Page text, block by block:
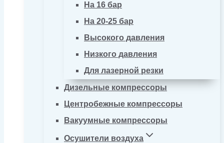
На 16 бар
На 20-25 бар
Высокого давления
Низкого давления
Для лазерной резки
Дизельные компрессоры
Центробежные компрессоры
Вакуумные компрессоры
Осушители воздуха